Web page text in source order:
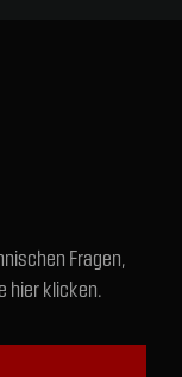
Fragen,
hier klicken.